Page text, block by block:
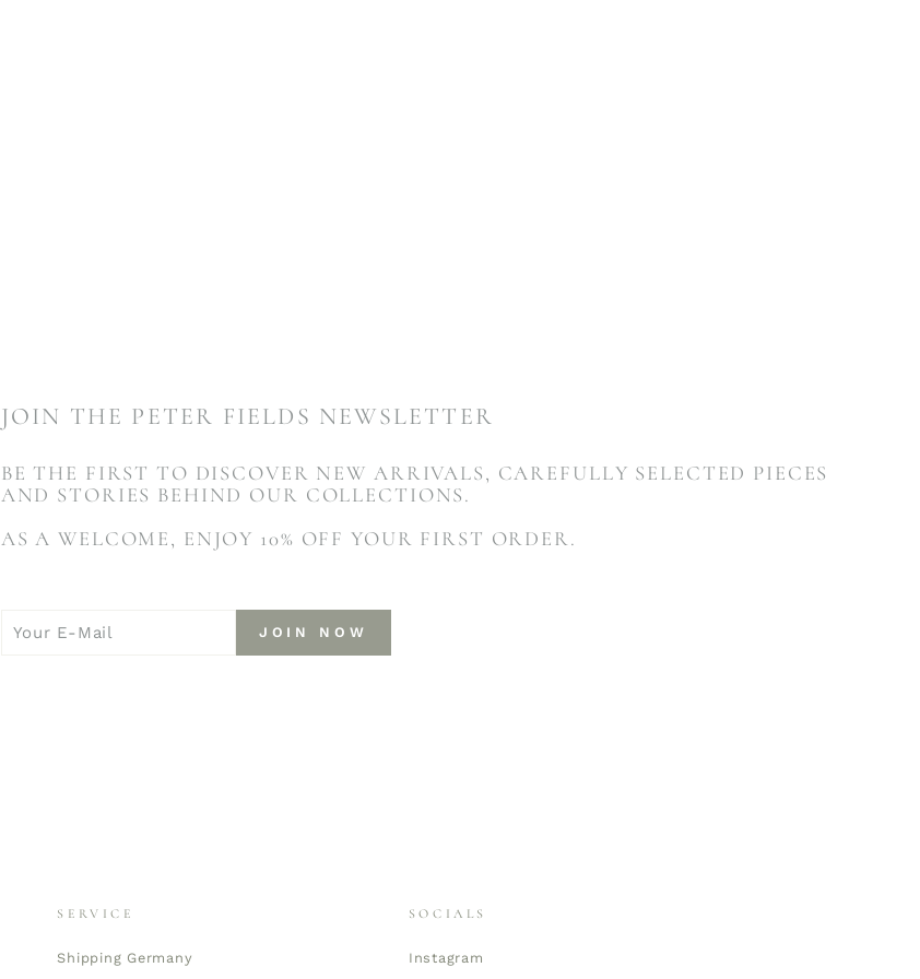
JOIN THE PETER FIELDS NEWSLETTER
BE THE FIRST TO DISCOVER NEW ARRIVALS, CAREFULLY SELECTED PIECES
AND STORIES BEHIND OUR COLLECTIONS.
AS A WELCOME, ENJOY 10% OFF YOUR FIRST ORDER.
E-
NOW
JOIN NOW
SERVICE
Shipping Germany
SOCIALS
Instagram